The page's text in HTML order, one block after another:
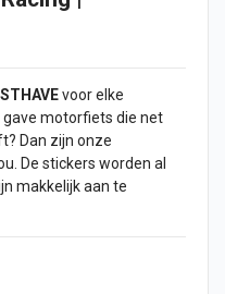
voor elke
motorfiets die net
Dan zijn onze
De stickers worden al
makkelijk aan te